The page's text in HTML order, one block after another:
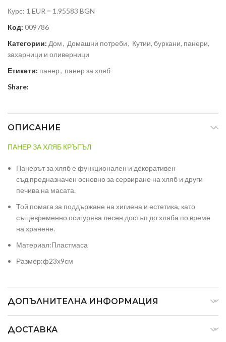
Курс: 1 EUR = 1.95583 BGN
Код: 009786
Категории: Дом, Домашни потреби, Кутии, буркани, панери,
захарници и оливерници
Етикети: панер, панер за хляб
Share:
ОПИСАНИЕ
ПАНЕР ЗА ХЛЯБ КРЪГЪЛ
Панерът за хляб е функционален и декоративен
съд,предназначен основно за сервиране на хляб и други
печива на масата.
Той помага за поддържане на хигиена и естетика, като
същевременно осигурява лесен достъп до хляба по време
на хранене.
Материал:Пластмаса
Размер:ф23х9см
ДОПЪЛНИТЕЛНА ИНФОРМАЦИЯ
ДОСТАВКА